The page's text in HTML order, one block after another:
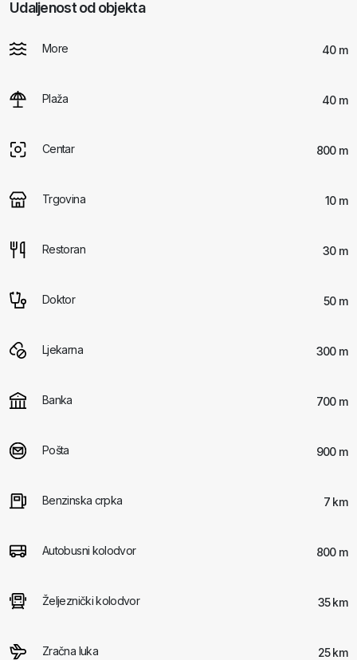
Udaljenost od objekta
More 40 m
Plaža 40 m
Centar 800 m
Trgovina 10 m
Restoran 30 m
Doktor 50 m
Ljekarna 300 m
Banka 700 m
Pošta 900 m
Benzinska crpka 7 km
Autobusni kolodvor 800 m
Željeznički kolodvor 35 km
Zračna luka 25 km